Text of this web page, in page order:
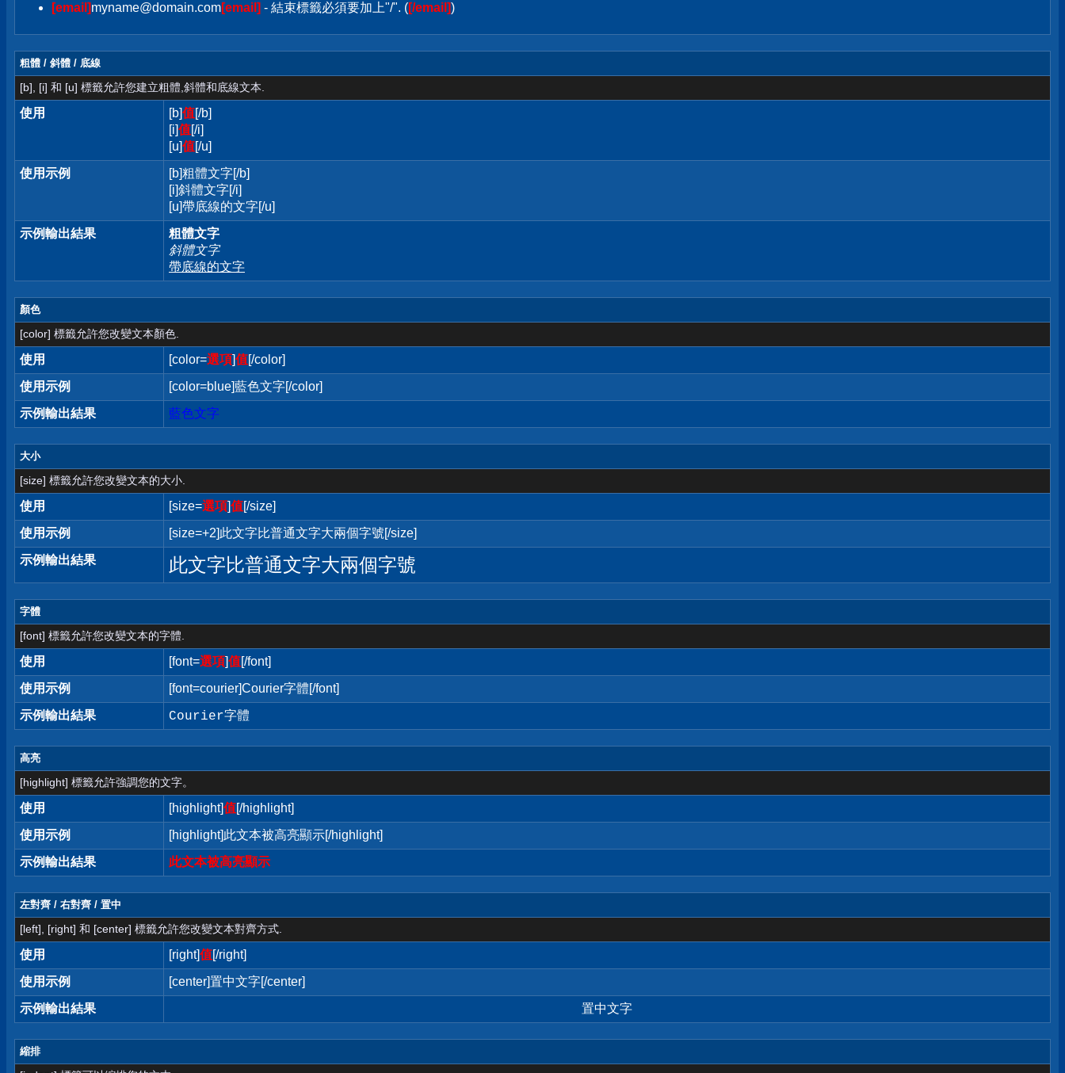
[email]myname@domain.com[email] - 結束標籤必須要加上"/". ([/email])
粗體 / 斜體 / 底線
[b], [i] 和 [u] 標籤允許您建立粗體,斜體和底線文本.
使用 [b]值[/b]
[i]值[/i]
[u]值[/u]
使用示例
[b]粗體文字[/b]
[i]斜體文字[/i]
[u]帶底線的文字[/u]
示例輸出結果
粗體文字
斜體文字
帶底線的文字
顏色
[color] 標籤允許您改變文本顏色.
使用 [color=選項]值[/color]
使用示例
[color=blue]藍色文字[/color]
示例輸出結果
藍色文字
大小
[size] 標籤允許您改變文本的大小.
使用 [size=選項]值[/size]
使用示例
[size=+2]此文字比普通文字大兩個字號[/size]
示例輸出結果
此文字比普通文字大兩個字號
字體
[font] 標籤允許您改變文本的字體.
使用 [font=選項]值[/font]
使用示例
[font=courier]Courier字體[/font]
示例輸出結果
Courier字體
高亮
[highlight] 標籤允許強調您的文字。
使用 [highlight]值[/highlight]
使用示例
[highlight]此文本被高亮顯示[/highlight]
示例輸出結果
此文本被高亮顯示
左對齊 / 右對齊 / 置中
[left], [right] 和 [center] 標籤允許您改變文本對齊方式.
使用 [right]值[/right]
使用示例
[center]置中文字[/center]
示例輸出結果
置中文字
縮排